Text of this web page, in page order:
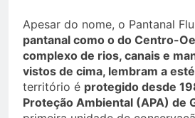
Apesar do nome, o Pantanal
pantanal como o do Centro-
complexo de rios, canais e
vistos de cima, lembram a
território é protegido desde
Proteção Ambiental (APA) de